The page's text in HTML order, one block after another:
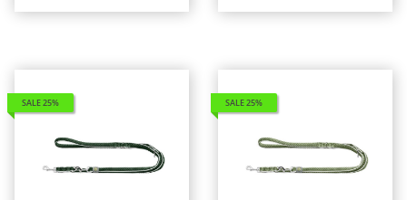
SALE 25% SALE 25%